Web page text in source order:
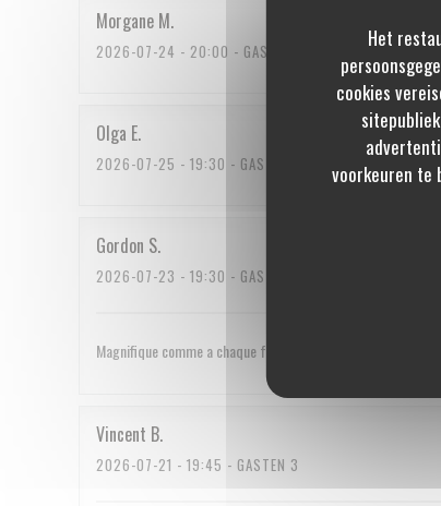
Het
cookies
voorkeuren te
Morgane M
2026-07-24 - 20:00 - GASTEN 3
Olga E
2026-07-25 - 19:30 - GASTEN 2
Gordon S
2026-07-23 - 19:30 - GASTEN 2
Magnifique comme a chaque fois
Vincent B
2026-07-21 - 19:45 - GASTEN 3